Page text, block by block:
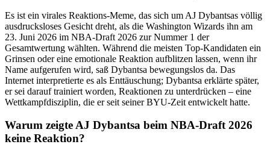
Es ist ein virales Reaktions-Meme, das sich um AJ Dybantsas völlig
ausdrucksloses Gesicht dreht, als die Washington Wizards ihn am
23. Juni 2026 im NBA-Draft 2026 zur Nummer 1 der
Gesamtwertung wählten. Während die meisten Top-Kandidaten ein
Grinsen oder eine emotionale Reaktion aufblitzen lassen, wenn ihr
Name aufgerufen wird, saß Dybantsa bewegungslos da. Das
Internet interpretierte es als Enttäuschung; Dybantsa erklärte später,
er sei darauf trainiert worden, Reaktionen zu unterdrücken – eine
Wettkampfdisziplin, die er seit seiner BYU-Zeit entwickelt hatte.
Warum zeigte AJ Dybantsa beim NBA-Draft 2026
keine Reaktion?